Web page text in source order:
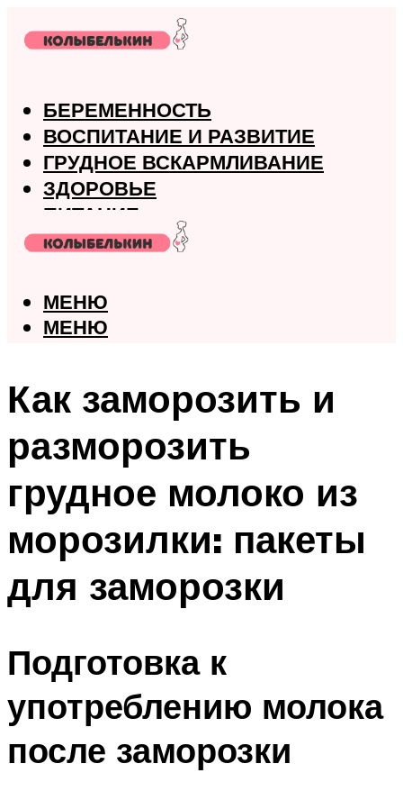
БЕРЕМЕННОСТЬ
ВОСПИТАНИЕ И РАЗВИТИЕ
ГРУДНОЕ ВСКАРМЛИВАНИЕ
ЗДОРОВЬЕ
ПИТАНИЕ
РОДЫ
МЕНЮ
МЕНЮ
Как заморозить и
разморозить
грудное молоко из
морозилки: пакеты
для заморозки
Подготовка к
употреблению молока
после заморозки